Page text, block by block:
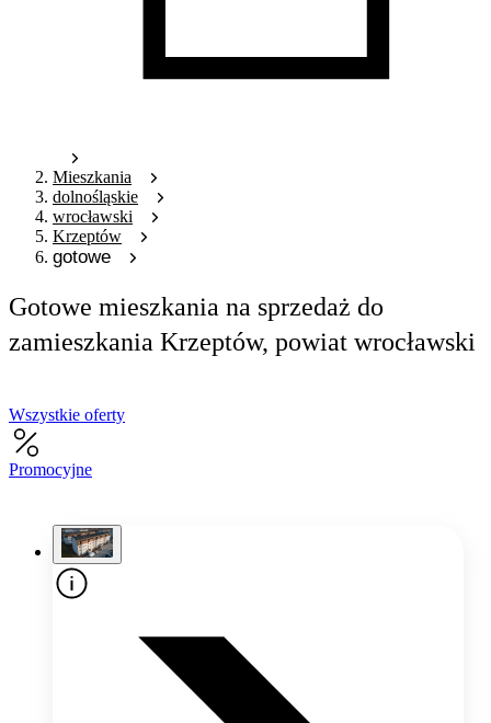
Mieszkania
dolnośląskie
wrocławski
Krzeptów
gotowe
Gotowe mieszkania na sprzedaż do
zamieszkania Krzeptów, powiat wrocławski
Wszystkie oferty
Promocyjne